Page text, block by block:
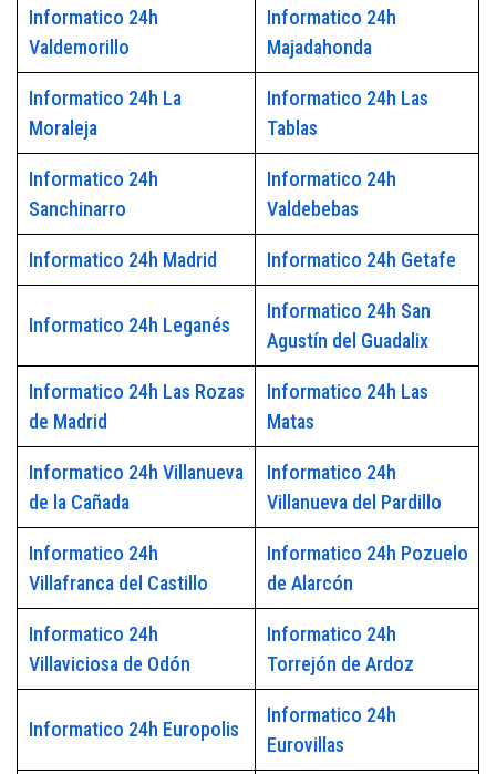
Informatico 24h
Valdemorillo
Informatico 24h
Majadahonda
Informatico 24h La
Moraleja
Informatico 24h Las
Tablas
Informatico 24h
Sanchinarro
Informatico 24h
Valdebebas
Informatico 24h Madrid Informatico 24h Getafe
Informatico 24h Leganés
Informatico 24h San
Agustín del Guadalix
Informatico 24h Las Rozas
de Madrid
Informatico 24h Las
Matas
Informatico 24h Villanueva
de la Cañada
Informatico 24h
Villanueva del Pardillo
Informatico 24h
Villafranca del Castillo
Informatico 24h Pozuelo
de Alarcón
Informatico 24h
Villaviciosa de Odón
Informatico 24h
Torrejón de Ardoz
Informatico 24h Europolis
Informatico 24h
Eurovillas